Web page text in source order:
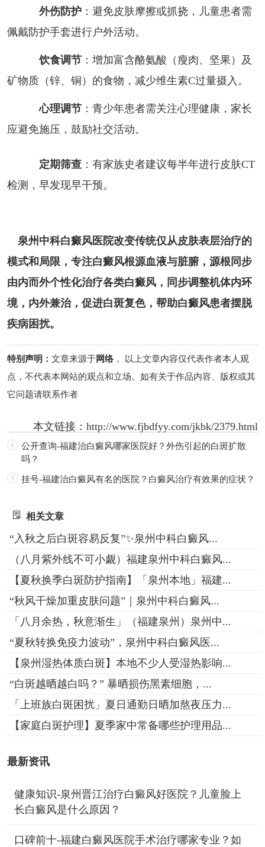
外伤防护：避免皮肤摩擦或抓挠，儿童患者需
佩戴防护手套进行户外活动。
饮食调节：增加富含酪氨酸（瘦肉、坚果）及
矿物质（锌、铜）的食物，减少维生素C过量摄入。
心理调节：青少年患者需关注心理健康，家长
应避免施压，鼓励社交活动。
定期筛查：有家族史者建议每半年进行皮肤CT
检测，早发现早干预。
泉州中科白癜风医院改变传统仅从皮肤表层治疗的
模式和局限，专注白癜风根源血液与脏腑，源根同步
由内而外个性化治疗各类白癜风，同步调整机体内环
境，内外兼治，促进白斑复色，帮助白癜风患者摆脱
疾病困扰。
特别声明： 文章来源于网络， 以上文章内容仅代表作者本人观
点，不代表本网站的观点和立场。如有关于作品内容、版权或其
它问题请联系作者
本文链接：http://www.fjbdfyy.com/jkbk/2379.html
公开查询-福建治白癜风哪家医院好？外伤引起的白斑扩散
吗？
挂号-福建治白癜风有名的医院？白癜风治疗有效果的症状？
相关文章
“入秋之后白斑容易反复”✨泉州中科白癜风...
（八月紫外线不可小觑）福建泉州中科白癜风...
【夏秋换季白斑防护指南】「泉州本地」福建...
“秋风干燥加重皮肤问题”｜泉州中科白癜风...
「八月余热，秋意渐生」（福建泉州）泉州中...
“夏秋转换免疫力波动”，泉州中科白癜风医...
【泉州湿热体质白斑】本地不少人受湿热影响...
“白斑越晒越白吗？” 暴晒损伤黑素细胞，...
「上班族白斑困扰」夏日通勤日晒加熬夜压力...
【家庭白斑护理】夏季家中常备哪些护理用品...
最新资讯
健康知识-泉州晋江治疗白癜风好医院？儿童脸上
长白癜风是什么原因？
口碑前十-福建白癜风医院手术治疗哪家专业？如